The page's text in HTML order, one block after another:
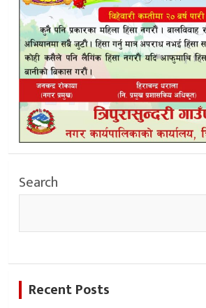
Search
Recent Posts